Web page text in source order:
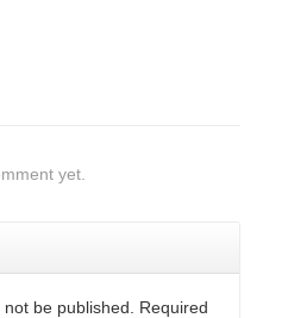
yet.
be published. Required